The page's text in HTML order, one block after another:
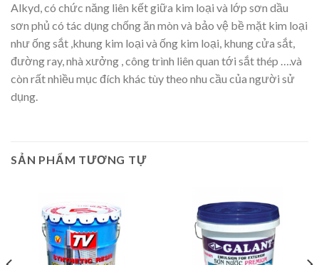
Alkyd, có chức năng liên kết giữa kim loại và lớp sơn dầu
sơn phủ có tác dụng chống ăn mòn và bảo vệ bề mặt kim loại
như ống sắt ,khung kim loại và ống kim loại, khung cửa sắt,
đường ray, nhà xưởng , công trình liên quan tới sắt thép ….và
còn rất nhiều mục đích khác tùy theo nhu cầu của người sử
dụng.
SẢN PHẨM TƯƠNG TỰ